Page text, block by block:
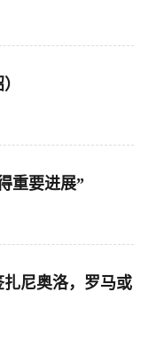
重要进展”
扎尼奥洛，罗马或